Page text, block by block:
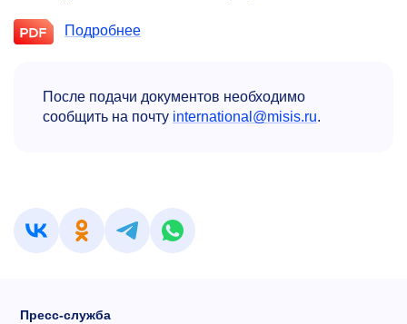
Подробнее
После подачи документов необходимо
сообщить на почту international@misis.ru.
Пресс-служба